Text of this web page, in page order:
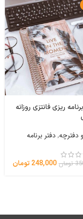
ریزی فانتزی روزانه
دفترچه,دفتر برنامه
تومان 248,000تومان